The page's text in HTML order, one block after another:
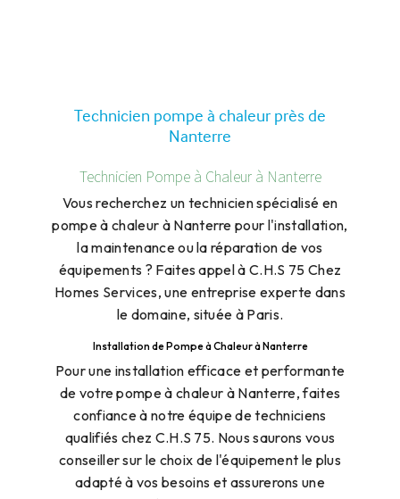
Technicien pompe à chaleur près de
Nanterre
Technicien Pompe à Chaleur à Nanterre
Vous recherchez un technicien spécialisé en
pompe à chaleur à Nanterre pour l'installation,
la maintenance ou la réparation de vos
équipements ? Faites appel à C.H.S 75 Chez
Homes Services, une entreprise experte dans
le domaine, située à Paris.
Installation de Pompe à Chaleur à Nanterre
Pour une installation efficace et performante
de votre pompe à chaleur à Nanterre, faites
confiance à notre équipe de techniciens
qualifiés chez C.H.S 75. Nous saurons vous
conseiller sur le choix de l'équipement le plus
adapté à vos besoins et assurerons une